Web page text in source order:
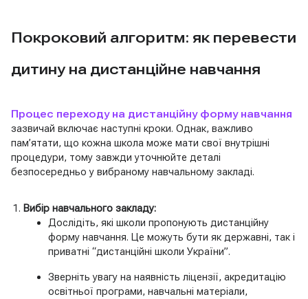
Покроковий алгоритм: як перевести
дитину на дистанційне навчання
Процес переходу на дистанційну форму навчання
зазвичай включає наступні кроки. Однак, важливо
пам’ятати, що кожна школа може мати свої внутрішні
процедури, тому завжди уточнюйте деталі
безпосередньо у вибраному навчальному закладі.
Вибір навчального закладу:
Дослідіть, які школи пропонують дистанційну
форму навчання. Це можуть бути як державні, так і
приватні “дистанційні школи України”.
Зверніть увагу на наявність ліцензії, акредитацію
освітньої програми, навчальні матеріали,